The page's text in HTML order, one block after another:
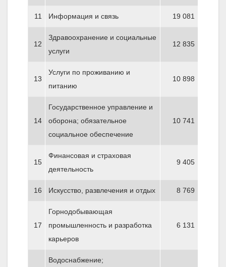
11 Информация и связь 19 081
12
Здравоохранение и социальные
услуги
12 835
13
Услуги по проживанию и
питанию
10 898
14
Государственное управление и
оборона; обязательное
социальное обеспечение
10 741
15
Финансовая и страховая
деятельность
9 405
16 Искусство, развлечения и отдых 8 769
17
Горнодобывающая
промышленность и разработка
карьеров
6 131
Водоснабжение;